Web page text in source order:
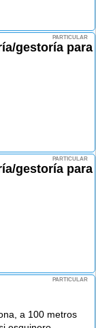
PARTICULAR
gestoría para
PARTICULAR
gestoría para
PARTICULAR
a 100 metros